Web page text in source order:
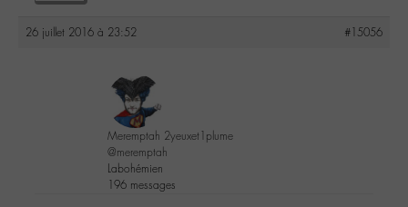
26 juillet 2016 à 23:52 #15056
Meremptah 2yeuxet1plume
@meremptah
Labohémien
196 messages